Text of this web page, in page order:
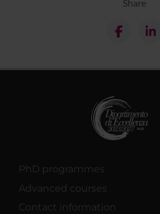
Share
PhD programmes
Advanced courses
Contact information